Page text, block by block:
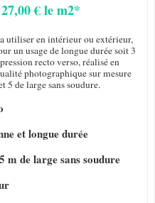
€ le m2*
a utiliser en intérieur ou extérieur,
un usage de longue durée soit 3
recto verso, réalisé en
photographique sur mesure
5 de large sans soudure.
et longue durée
m de large sans soudure